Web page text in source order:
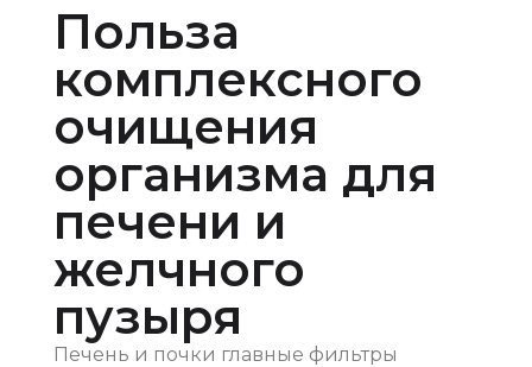
Польза
комплексного
очищения
организма для
печени и
желчного
пузыря
Печень и почки главные фильтры